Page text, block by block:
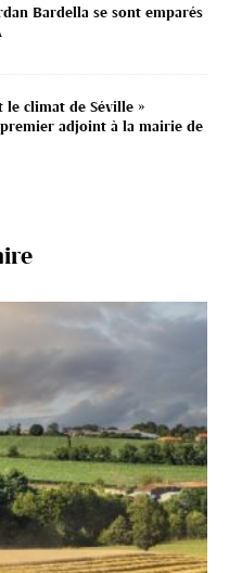
Bardella se sont emparés
le climat de Séville »
adjoint à la mairie de